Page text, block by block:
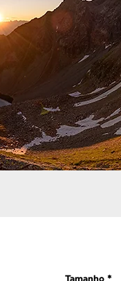
Tamanho *